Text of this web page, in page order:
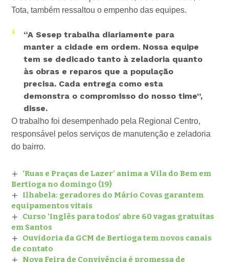
Tota, também ressaltou o empenho das equipes.
“A Sesep trabalha diariamente para
manter a cidade em ordem. Nossa equipe
tem se dedicado tanto à zeladoria quanto
às obras e reparos que a população
precisa. Cada entrega como esta
demonstra o compromisso do nosso time”,
disse.
O trabalho foi desempenhado pela Regional Centro,
responsável pelos serviços de manutenção e zeladoria
do bairro.
‘Ruas e Praças de Lazer’ anima a Vila do Bem em
Bertioga no domingo (19)
Ilhabela: geradores do Mário Covas garantem
equipamentos vitais
Curso ‘Inglês para todos’ abre 60 vagas gratuitas
em Santos
Ouvidoria da GCM de Bertioga tem novos canais
de contato
Nova Feira de Convivência é promessa de